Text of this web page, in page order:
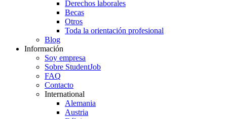
Derechos laborales
Becas
Otros
Toda la orientación profesional
Blog
Información
Soy empresa
Sobre StudentJob
FAQ
Contacto
International
Alemania
Austria